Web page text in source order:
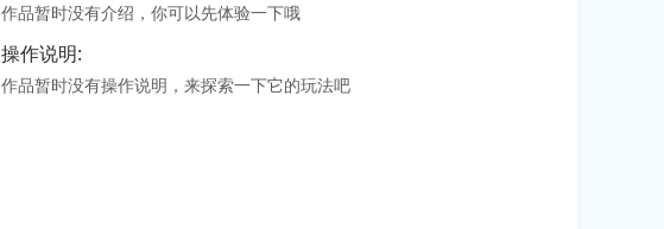
作品暂时没有介绍，你可以先体验一下哦
操作说明:
作品暂时没有操作说明，来探索一下它的玩法吧